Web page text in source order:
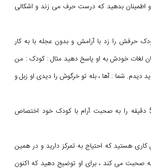
اطمینان بدهید که درست حرف می زند و اشکالی
حرفش را زد با آرامش و بدون عجله با به کار
لغات خودش به او پاسخ دهید مثال : کودک : من
دیدم. شما : آها ، بله تو خرگوش را دیدی او زبل و
15- حداقل روزی 5 دقیقه را به صحبت آرام با کودک خود اختصاص
کاری هستید که احتیاج به تمرکز دارید و در همین
صحبت می کند ، برای او توضیح دهید که اکنون